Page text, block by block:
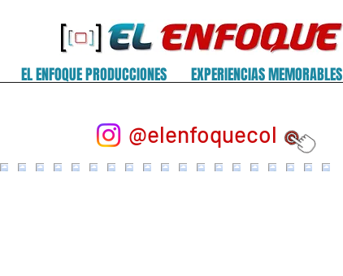
EL ENFOQUE PRODUCCIONES EXPERIENCIAS MEMORABLES
@elenfoquecol